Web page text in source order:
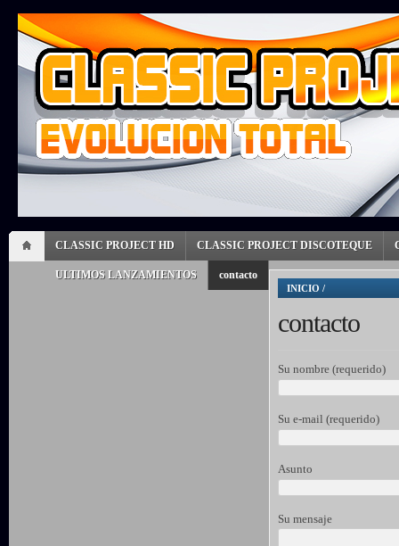
CLASSIC PROJECT HD CLASSIC PROJECT DISCOTEQUE
ULTIMOS LANZAMIENTOS contacto
INICIO /
contacto
Su nombre (requerido)
Su e-mail (requerido)
Asunto
Su mensaje